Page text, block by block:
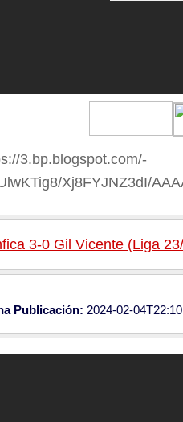
3.bp.blogspot.com/-
Xj8FYJNZ3dI/
3-0 Gil Vicente (Liga
Publicación: 2024-02-